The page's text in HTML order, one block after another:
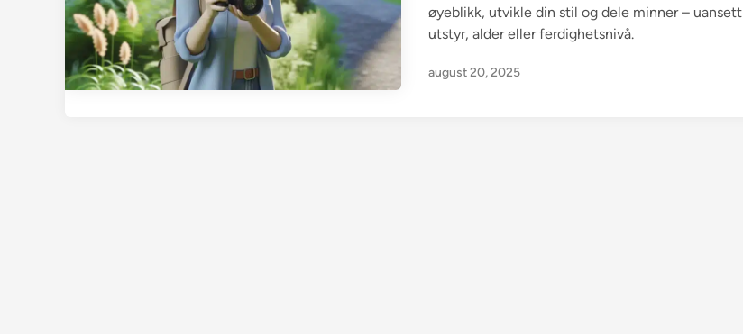
i
n
øyeblikk, utvikle din stil og dele minner – uansett
utstyr, alder eller ferdighetsnivå.
august 20, 2025